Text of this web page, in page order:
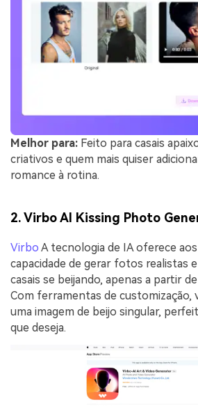
Melhor para: Feito para casais
criativos e quem mais quiser
romance à rotina.
2. Virbo AI Kissing Photo
Virbo A tecnologia de IA oferece
capacidade de gerar fotos realistas
casais se beijando, apenas a partir
Com ferramentas de customização,
uma imagem de beijo singular,
que deseja.